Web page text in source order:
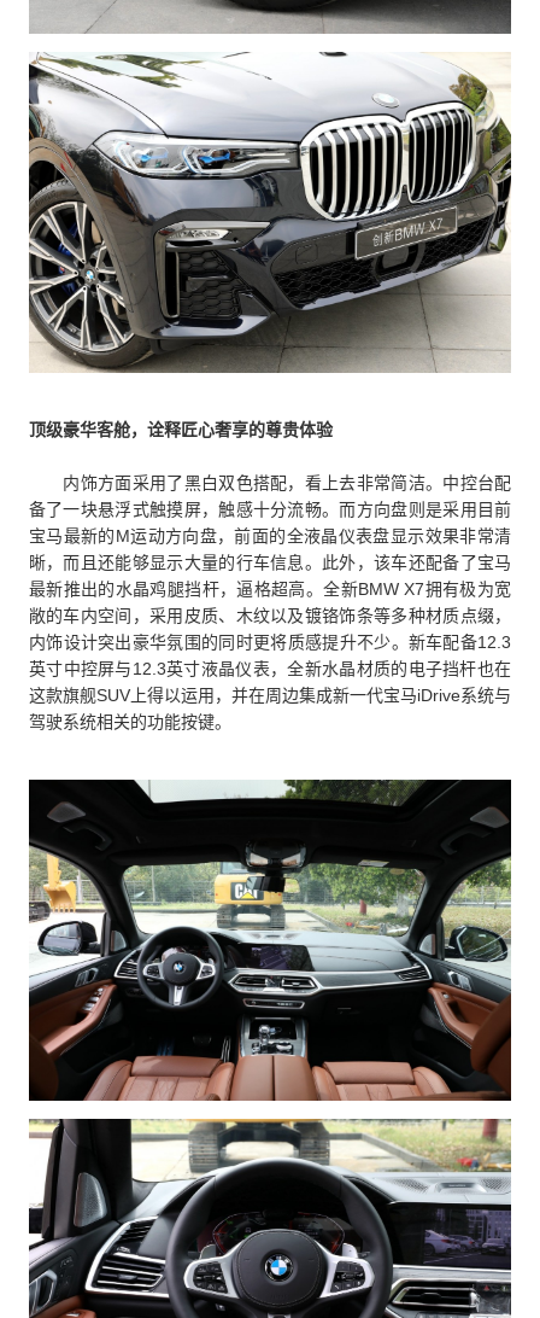
顶级豪华客舱，诠释匠心奢享的尊贵体验
内饰方面采用了黑白双色搭配，看上去非常简洁。中控台配
备了一块悬浮式触摸屏，触感十分流畅。而方向盘则是采用目前
宝马最新的M运动方向盘，前面的全液晶仪表盘显示效果非常清
晰，而且还能够显示大量的行车信息。此外，该车还配备了宝马
最新推出的水晶鸡腿挡杆，逼格超高。全新BMW X7拥有极为宽
敞的车内空间，采用皮质、木纹以及镀铬饰条等多种材质点缀，
内饰设计突出豪华氛围的同时更将质感提升不少。新车配备12.3
英寸中控屏与12.3英寸液晶仪表，全新水晶材质的电子挡杆也在
这款旗舰SUV上得以运用，并在周边集成新一代宝马iDrive系统与
驾驶系统相关的功能按键。